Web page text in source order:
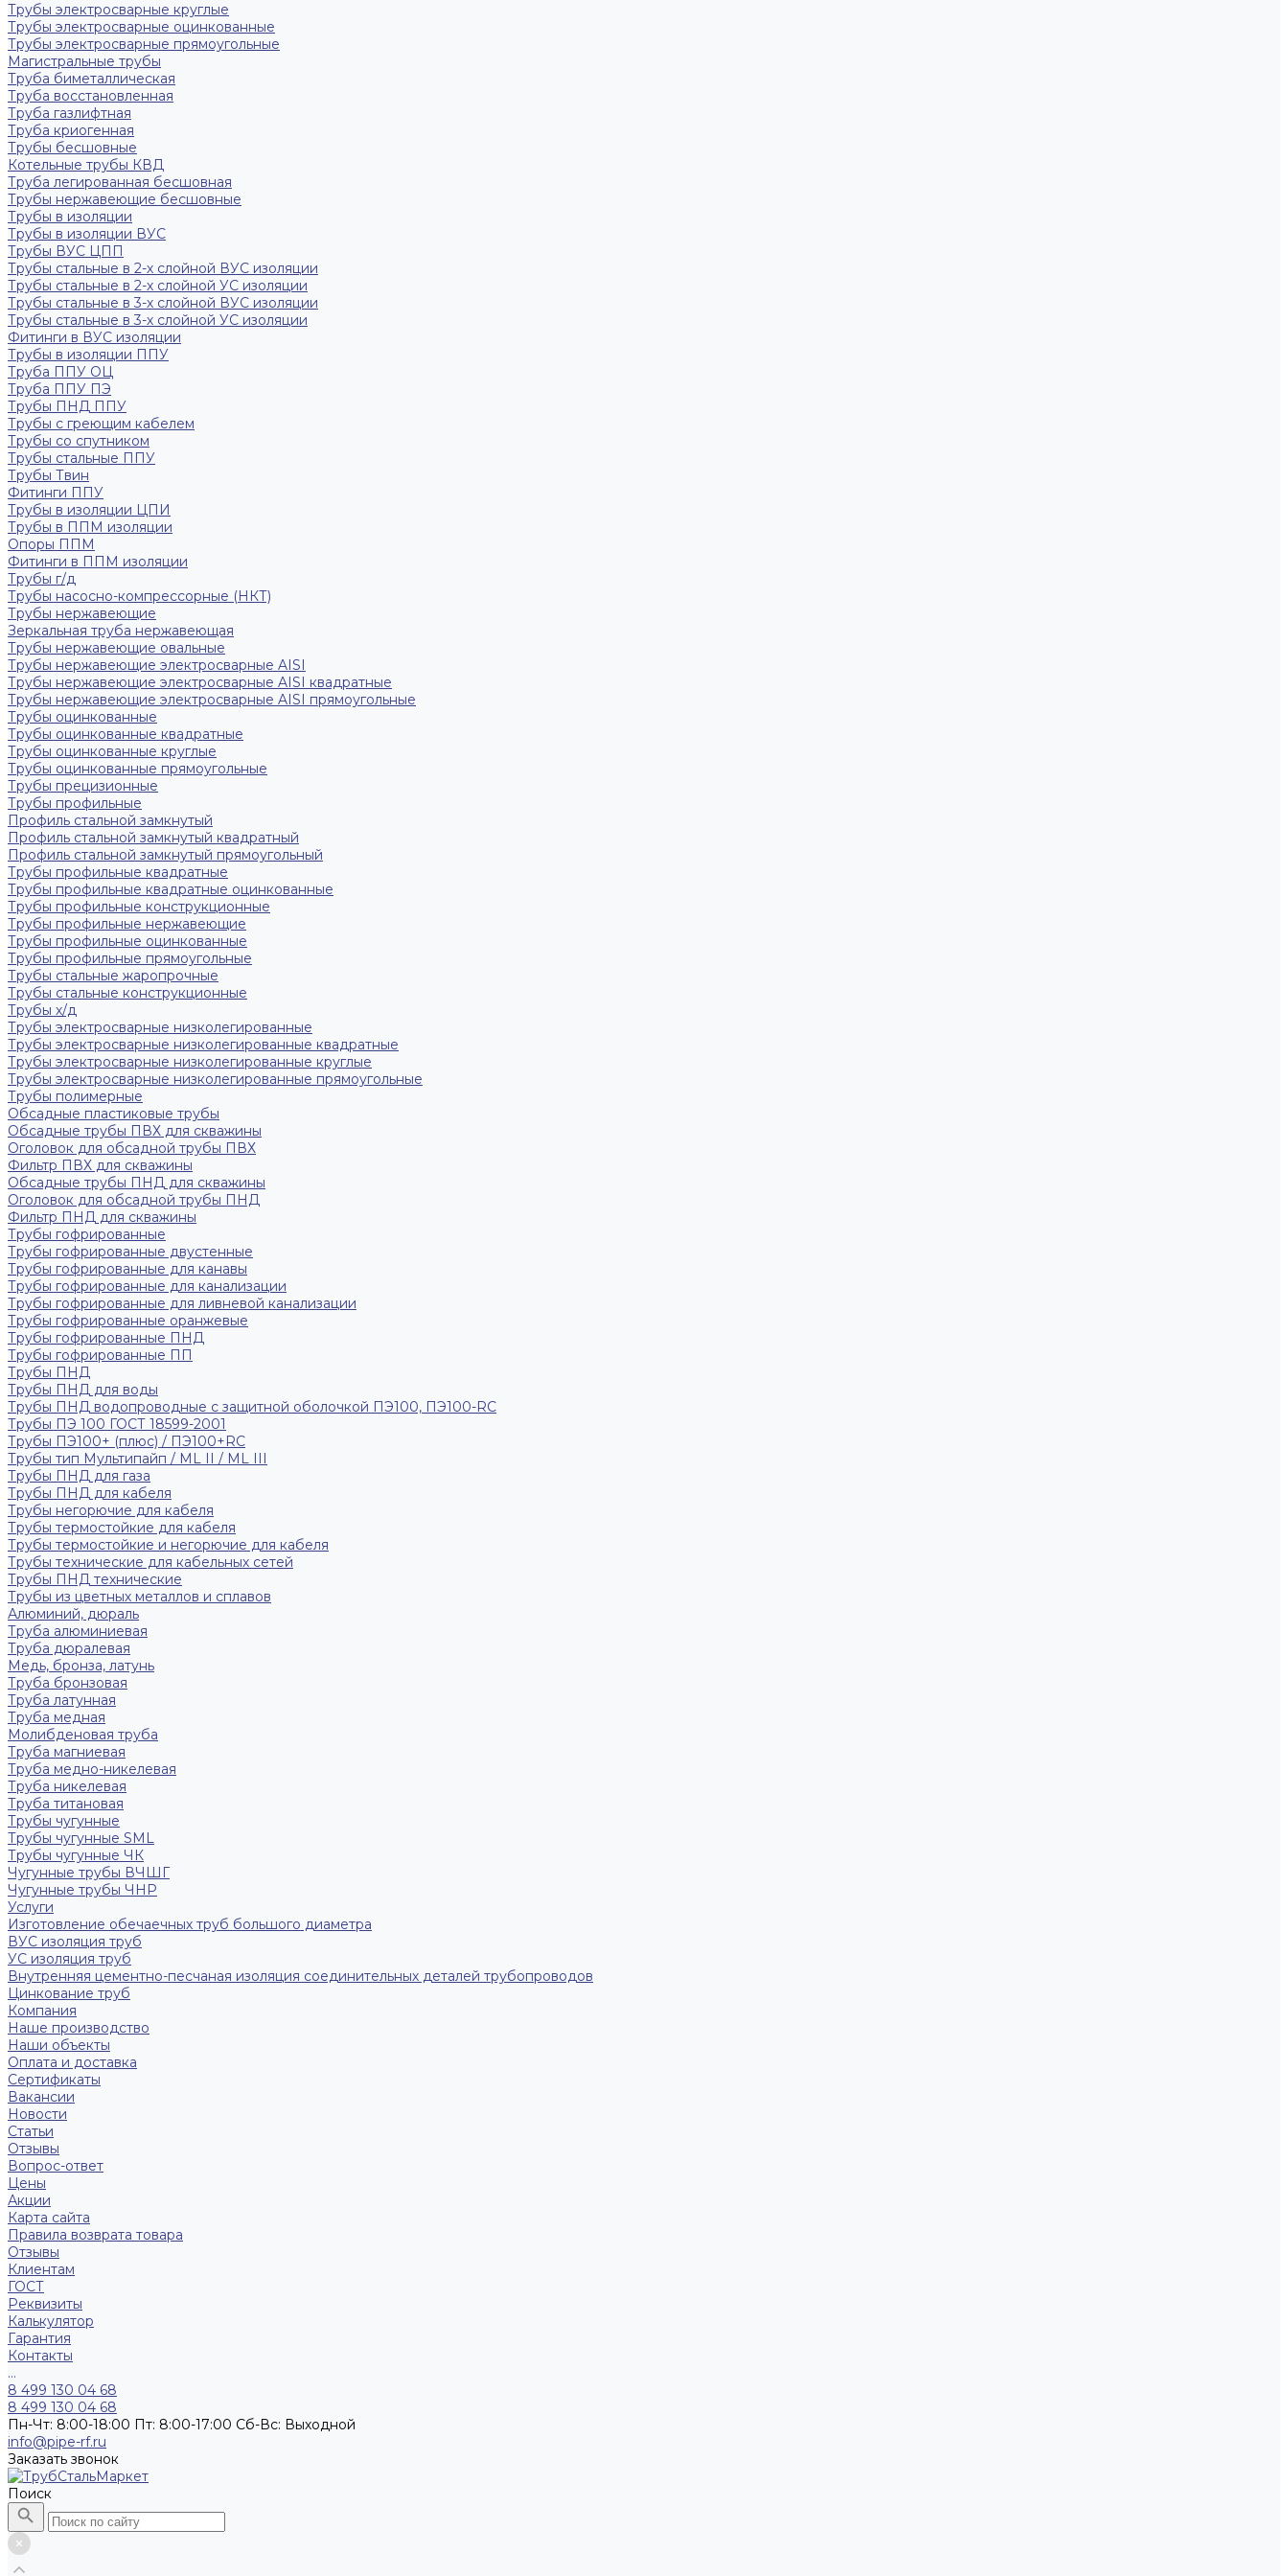
Трубы электросварные круглые
Трубы электросварные оцинкованные
Трубы электросварные прямоугольные
Магистральные трубы
Труба биметаллическая
Труба восстановленная
Труба газлифтная
Труба криогенная
Трубы бесшовные
Котельные трубы КВД
Труба легированная бесшовная
Трубы нержавеющие бесшовные
Трубы в изоляции
Трубы в изоляции ВУС
Трубы ВУС ЦПП
Трубы стальные в 2-х слойной ВУС изоляции
Трубы стальные в 2-х слойной УС изоляции
Трубы стальные в 3-х слойной ВУС изоляции
Трубы стальные в 3-х слойной УС изоляции
Фитинги в ВУС изоляции
Трубы в изоляции ППУ
Труба ППУ ОЦ
Труба ППУ ПЭ
Трубы ПНД ППУ
Трубы с греющим кабелем
Трубы со спутником
Трубы стальные ППУ
Трубы Твин
Фитинги ППУ
Трубы в изоляции ЦПИ
Трубы в ППМ изоляции
Опоры ППМ
Фитинги в ППМ изоляции
Трубы г/д
Трубы насосно-компрессорные (НКТ)
Трубы нержавеющие
Зеркальная труба нержавеющая
Трубы нержавеющие овальные
Трубы нержавеющие электросварные AISI
Трубы нержавеющие электросварные AISI квадратные
Трубы нержавеющие электросварные AISI прямоугольные
Трубы оцинкованные
Трубы оцинкованные квадратные
Трубы оцинкованные круглые
Трубы оцинкованные прямоугольные
Трубы прецизионные
Трубы профильные
Профиль стальной замкнутый
Профиль стальной замкнутый квадратный
Профиль стальной замкнутый прямоугольный
Трубы профильные квадратные
Трубы профильные квадратные оцинкованные
Трубы профильные конструкционные
Трубы профильные нержавеющие
Трубы профильные оцинкованные
Трубы профильные прямоугольные
Трубы стальные жаропрочные
Трубы стальные конструкционные
Трубы х/д
Трубы электросварные низколегированные
Трубы электросварные низколегированные квадратные
Трубы электросварные низколегированные круглые
Трубы электросварные низколегированные прямоугольные
Трубы полимерные
Обсадные пластиковые трубы
Обсадные трубы ПВХ для скважины
Оголовок для обсадной трубы ПВХ
Фильтр ПВХ для скважины
Обсадные трубы ПНД для скважины
Оголовок для обсадной трубы ПНД
Фильтр ПНД для скважины
Трубы гофрированные
Трубы гофрированные двустенные
Трубы гофрированные для канавы
Трубы гофрированные для канализации
Трубы гофрированные для ливневой канализации
Трубы гофрированные оранжевые
Трубы гофрированные ПНД
Трубы гофрированные ПП
Трубы ПНД
Трубы ПНД для воды
Трубы ПНД водопроводные с защитной оболочкой ПЭ100, ПЭ100-RC
Трубы ПЭ 100 ГОСТ 18599-2001
Трубы ПЭ100+ (плюс) / ПЭ100+RC
Трубы тип Мультипайп / ML II / ML III
Трубы ПНД для газа
Трубы ПНД для кабеля
Трубы негорючие для кабеля
Трубы термостойкие для кабеля
Трубы термостойкие и негорючие для кабеля
Трубы технические для кабельных сетей
Трубы ПНД технические
Трубы из цветных металлов и сплавов
Алюминий, дюраль
Труба алюминиевая
Труба дюралевая
Медь, бронза, латунь
Труба бронзовая
Труба латунная
Труба медная
Молибденовая труба
Труба магниевая
Труба медно-никелевая
Труба никелевая
Труба титановая
Трубы чугунные
Трубы чугунные SML
Трубы чугунные ЧК
Чугунные трубы ВЧШГ
Чугунные трубы ЧНР
Услуги
Изготовление обечаечных труб большого диаметра
ВУС изоляция труб
УС изоляция труб
Внутренняя цементно-песчаная изоляция соединительных деталей трубопроводов
Цинкование труб
Компания
Наше производство
Наши объекты
Оплата и доставка
Сертификаты
Вакансии
Новости
Статьи
Отзывы
Вопрос-ответ
Цены
Акции
Карта сайта
Правила возврата товара
Отзывы
Клиентам
ГОСТ
Реквизиты
Калькулятор
Гарантия
Контакты
...
8 499 130 04 68
8 499 130 04 68
Пн-Чт: 8:00-18:00 Пт: 8:00-17:00 Сб-Вс: Выходной
info@pipe-rf.ru
Заказать звонок
Поиск